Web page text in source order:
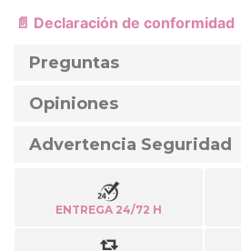
📄 Declaración de conformidad
Preguntas
Opiniones
Advertencia Seguridad
ENTREGA 24/72 H